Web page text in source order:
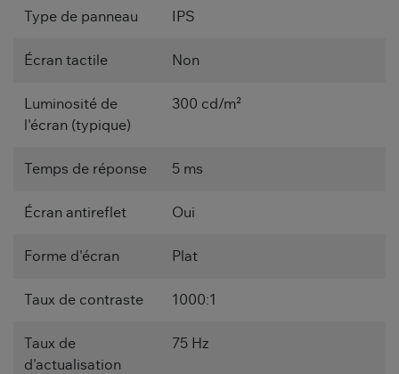
Type de panneau IPS
Écran tactile Non
Luminosité de
l'écran (typique)
300 cd/m²
Temps de réponse 5 ms
Écran antireflet Oui
Forme d'écran Plat
Taux de contraste 1000:1
Taux de
d'actualisation
75 Hz